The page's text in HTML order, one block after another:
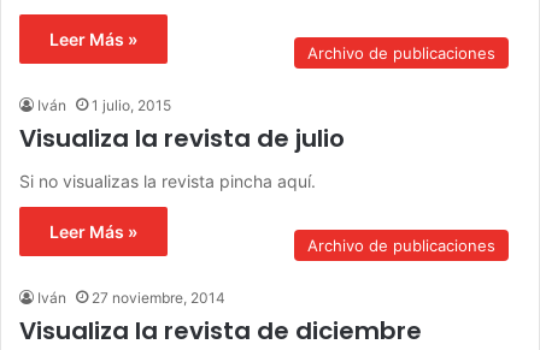
Leer Más »
Archivo de publicaciones
Iván 1 julio, 2015
Visualiza la revista de julio
Si no visualizas la revista pincha aquí.
Leer Más »
Archivo de publicaciones
Iván 27 noviembre, 2014
Visualiza la revista de diciembre